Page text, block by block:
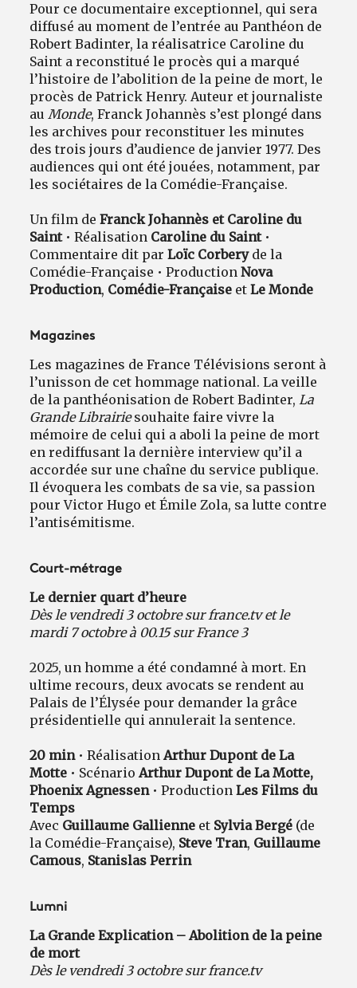
Pour ce documentaire exceptionnel, qui sera
diffusé au moment de l’entrée au Panthéon de
Robert Badinter, la réalisatrice Caroline du
Saint a reconstitué le procès qui a marqué
l’histoire de l’abolition de la peine de mort, le
procès de Patrick Henry. Auteur et journaliste
auMonde, Franck Johannès s’est plongé dans
les archives pour reconstituer les minutes
des trois jours d’audience de janvier 1977. Des
audiences qui ont été jouées, notamment, par
les sociétaires de la Comédie-Française.
Un film deFranck Johannès et Caroline du
Saint• Réalisation Caroline du Saint•
Commentaire dit parLoïc Corberyde la
Comédie-Française • ProductionNova
Production, Comédie-Française etLe Monde
Magazines
Les magazines de France Télévisions seront à
l’unisson de cet hommage national. La veille
de la panthéonisation de Robert Badinter,La
Grande Librairiesouhaite faire vivre la
mémoire de celui qui a aboli la peine de mort
en rediffusant la dernière interview qu’il a
accordée sur une chaîne du service publique.
Il évoquera les combats de sa vie, sa passion
pour Victor Hugo et Émile Zola, sa lutte contre
l’antisémitisme.
Court-métrage
Le dernier quart d’heure
Dès le vendredi 3 octobre sur france.tv et le
mardi 7 octobre à 00.15 sur France 3
2025, un homme a été condamné à mort. En
ultime recours, deux avocats se rendent au
Palais de l’Élysée pour demander la grâce
présidentielle qui annulerait la sentence.
20 min• RéalisationArthur Dupont de La
Motte • ScénarioArthur Dupont de La Motte,
Phoenix Agnessen• ProductionLes Films du
Temps
Avec Guillaume Gallienne et Sylvia Bergé (de
la Comédie-Française), Steve Tran, Guillaume
Camous, Stanislas Perrin
Lumni
La Grande Explication – Abolition de la peine
de mort
Dès le vendredi 3 octobre sur france.tv